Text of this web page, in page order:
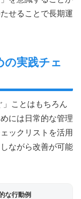
せることで長期運
の実践チェ
」ことはもちろん
には日常的な管理
ックリストを活用
ながら改善が可能
な行動例